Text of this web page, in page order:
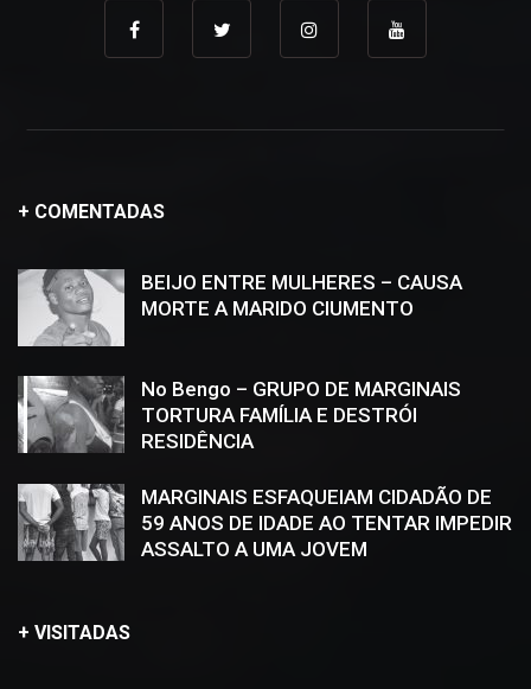
+ COMENTADAS
BEIJO ENTRE MULHERES – CAUSA
MORTE A MARIDO CIUMENTO
No Bengo – GRUPO DE MARGINAIS
TORTURA FAMÍLIA E DESTRÓI
RESIDÊNCIA
MARGINAIS ESFAQUEIAM CIDADÃO DE
59 ANOS DE IDADE AO TENTAR IMPEDIR
ASSALTO A UMA JOVEM
+ VISITADAS